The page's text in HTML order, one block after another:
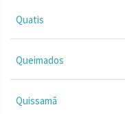
Quatis
Queimados
Quissamã